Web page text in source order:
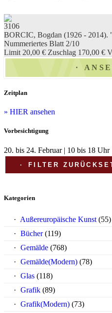
3106
BORCIC, Bogdan (1926 - 2014).
Nummeriertes Blatt 2/10
Limit 20,00 € Zuschlag 170,00 €
Zeitplan
» HIER ansehen
Vorbesichtigung
20. bis 24. Februar | 10 bis 18 Uhr
FILTER
Kategorien
Außereuropäische Kunst (55)
Bücher (119)
Gemälde (768)
Gemälde(Modern) (78)
Glas (118)
Grafik (89)
Grafik(Modern) (73)